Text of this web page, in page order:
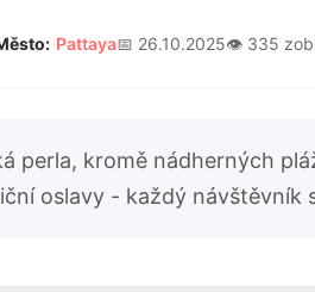
Pattaya📅 26.10.2025👁️ 335
perla, kromě nádherných
oslavy - každý návštěvník